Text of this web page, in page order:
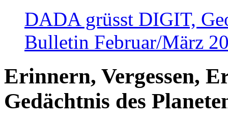
DADA grüsst DIGIT,
Bulletin Februar/März
Erinnern, Vergessen,
Gedächtnis des